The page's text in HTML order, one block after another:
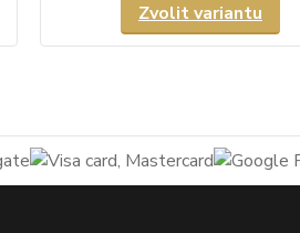
Zvolit variantu